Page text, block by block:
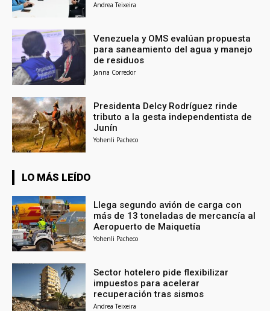
Andrea Teixeira
Venezuela y OMS evalúan propuesta
para saneamiento del agua y manejo
de residuos
Janna Corredor
Presidenta Delcy Rodríguez rinde
tributo a la gesta independentista de
Junín
Yohenli Pacheco
LO MÁS LEÍDO
Llega segundo avión de carga con
más de 13 toneladas de mercancía al
Aeropuerto de Maiquetía
Yohenli Pacheco
Sector hotelero pide flexibilizar
impuestos para acelerar
recuperación tras sismos
Andrea Teixeira